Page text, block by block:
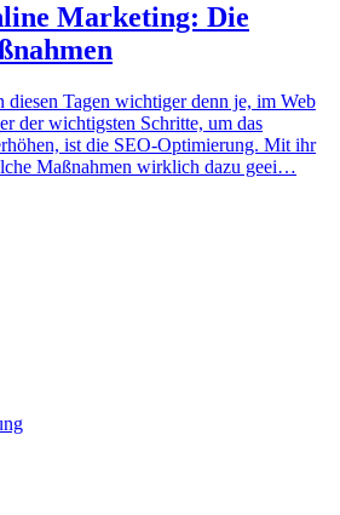
Marketing: Die
diesen Tagen wichtiger denn je, im Web
der wichtigsten Schritte, um das
ist die SEO-Optimierung. Mit ihr
Maßnahmen wirklich dazu geei…